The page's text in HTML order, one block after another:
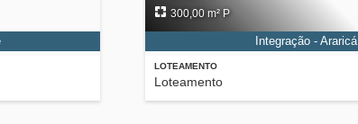
LOTEAMENTO
Loteamento
300,00 m² P
Integração - Araricá